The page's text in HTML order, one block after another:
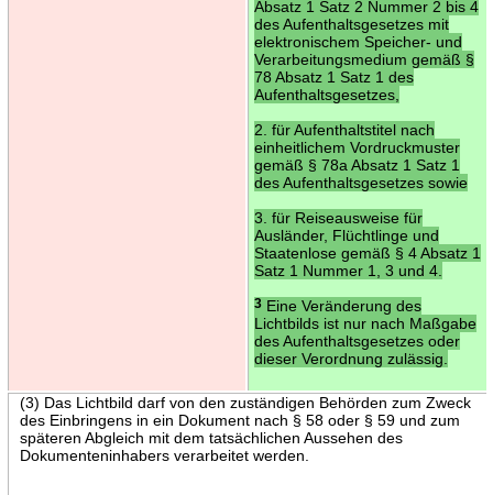
Absatz 1 Satz 2 Nummer 2 bis 4
des Aufenthaltsgesetzes mit
elektronischem Speicher- und
Verarbeitungsmedium gemäß §
78 Absatz 1 Satz 1 des
Aufenthaltsgesetzes,
2. für Aufenthaltstitel nach
einheitlichem Vordruckmuster
gemäß § 78a Absatz 1 Satz 1
des Aufenthaltsgesetzes sowie
3. für Reiseausweise für
Ausländer, Flüchtlinge und
Staatenlose gemäß § 4 Absatz 1
Satz 1 Nummer 1, 3 und 4.
3Eine Veränderung des
Lichtbilds ist nur nach Maßgabe
des Aufenthaltsgesetzes oder
dieser Verordnung zulässig.
(3) Das Lichtbild darf von den zuständigen Behörden zum Zweck
des Einbringens in ein Dokument nach § 58 oder § 59 und zum
späteren Abgleich mit dem tatsächlichen Aussehen des
Dokumenteninhabers verarbeitet werden.